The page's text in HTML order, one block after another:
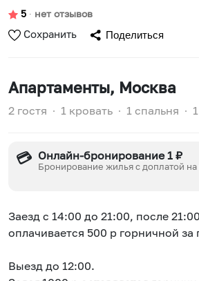
5 ∙ нет отзывов
Сохранить Поделиться
Апартаменты, Москва
2 гостя ∙ 1 кровать ∙ 1 спальня ∙
💳 Онлайн-бронирование 1 ₽
Бронирование жилья с доплатой на
Заезд с 14:00 до 21:00, после
оплачивается 500 р горничной за
Выезд до 12:00.